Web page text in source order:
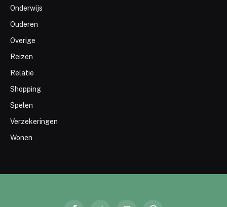
Onderwijs
Ouderen
Overige
Reizen
Relatie
Shopping
Spelen
Verzekeringen
Wonen